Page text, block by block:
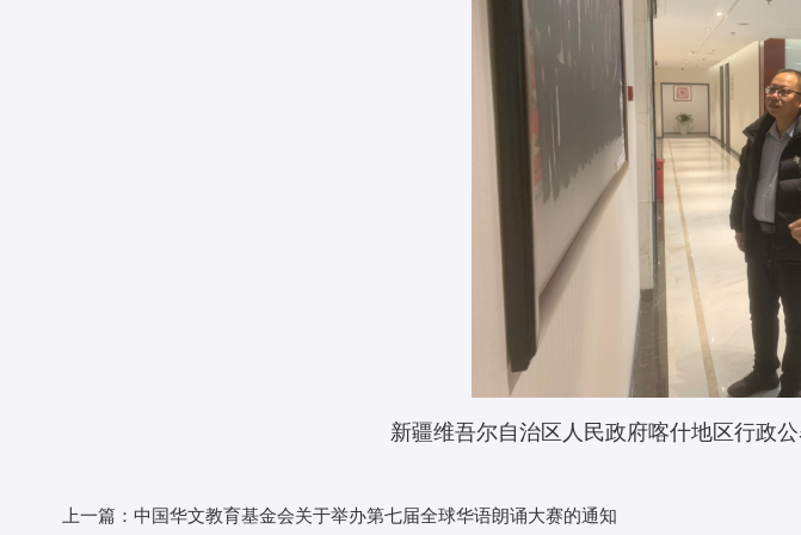
新疆维吾尔自治区人民政府喀什地区行政
上一篇：中国华文教育基金会关于举办第七届全球华语朗诵大赛的通知